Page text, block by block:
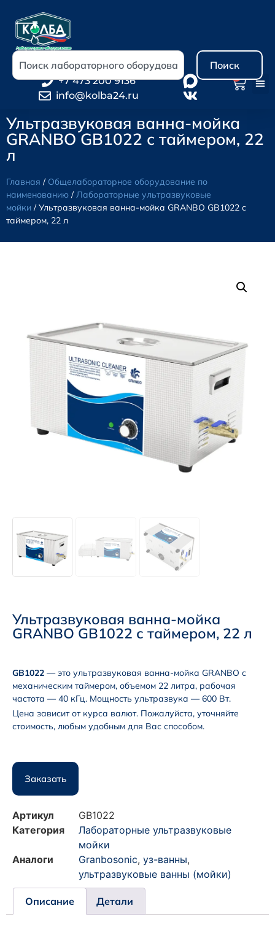
Поиск
+7 473 200 9136
info@kolba24.ru
Ультразвуковая ванна-мойка
GRANBO GB1022 с таймером, 22
л
Главная / Общелабораторное оборудование по
наименованию /Лабораторные ультразвуковые
мойки / Ультразвуковая ванна-мойка GRANBO GB1022 с
таймером, 22 л
Ультразвуковая ванна-мойка
GRANBO GB1022 с таймером, 22 л
GB1022 — это ультразвуковая ванна-мойка GRANBO с
механическим таймером, объемом 22 литра, рабочая
частота — 40 кГц. Мощность ультразвука — 600 Вт.
Цена зависит от курса валют. Пожалуйста, уточняйте
стоимость, любым удобным для Вас способом.
Заказать
Артикул
GB1022
Категория
Лабораторные ультразвуковые
мойки
Аналоги
Granbosonic, уз-ванны,
ультразвуковые ванны (мойки)
Описание Детали